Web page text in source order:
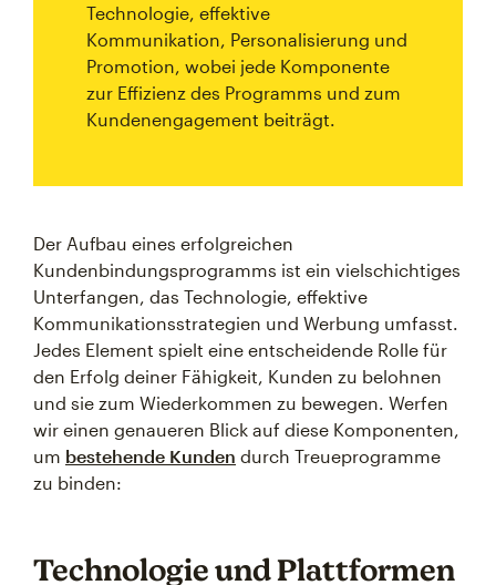
Technologie, effektive
Kommunikation, Personalisierung und
Promotion, wobei jede Komponente
zur Effizienz des Programms und zum
Kundenengagement beiträgt.
Der Aufbau eines erfolgreichen
Kundenbindungsprogramms ist ein vielschichtiges
Unterfangen, das Technologie, effektive
Kommunikationsstrategien und Werbung umfasst.
Jedes Element spielt eine entscheidende Rolle für
den Erfolg deiner Fähigkeit, Kunden zu belohnen
und sie zum Wiederkommen zu bewegen. Werfen
wir einen genaueren Blick auf diese Komponenten,
um bestehende Kunden durch Treueprogramme
zu binden:
Technologie und Plattformen